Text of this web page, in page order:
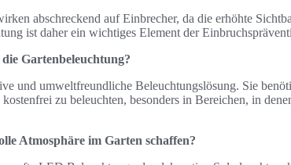
abschreckend auf Einbrecher, da die erhöhte
ist daher ein wichtiges Element der
Gartenbeleuchtung?
und umweltfreundliche Beleuchtungslösung. Sie
zu beleuchten, besonders in Bereichen, in
Atmosphäre im Garten schaffen?